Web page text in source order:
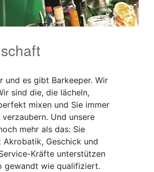
und es gibt Barkeeper. Wir
sind die, die lächeln,
mixen und Sie immer
Und unsere
mehr als das: Sie
Akrobatik, Geschick und
Kräfte unterstützen
gewandt wie qualifiziert.